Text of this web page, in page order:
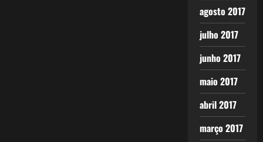
agosto 2017
julho 2017
junho 2017
maio 2017
abril 2017
março 2017